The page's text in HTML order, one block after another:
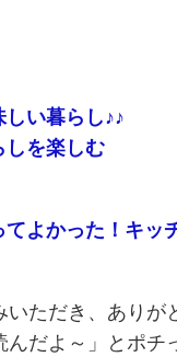
しい暮らし♪♪
しを楽しむ
てよかった！キッ
ただき、ありが
んだよ～」とポチ